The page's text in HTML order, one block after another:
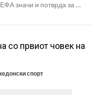
значи и потврда за …
со првиот човек на
спорт